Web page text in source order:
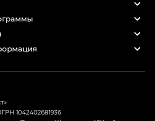
1042402681936